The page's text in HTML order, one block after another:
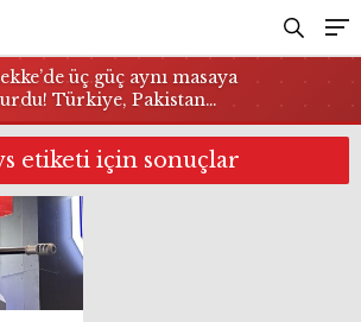
üç güç aynı masaya
Türkiye, Pakistan…
etiketi için sonuçlar